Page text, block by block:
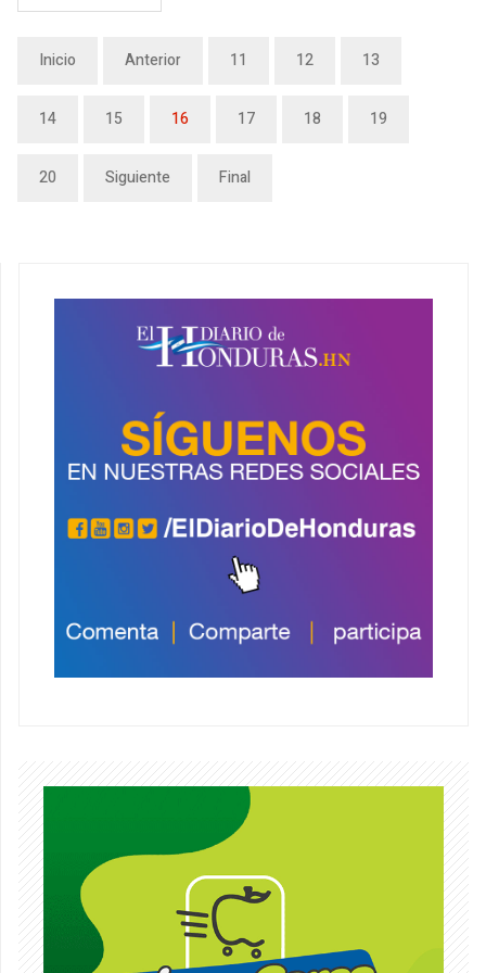
Inicio Anterior 11 12 13
14 15 16 17 18 19
20 Siguiente Final